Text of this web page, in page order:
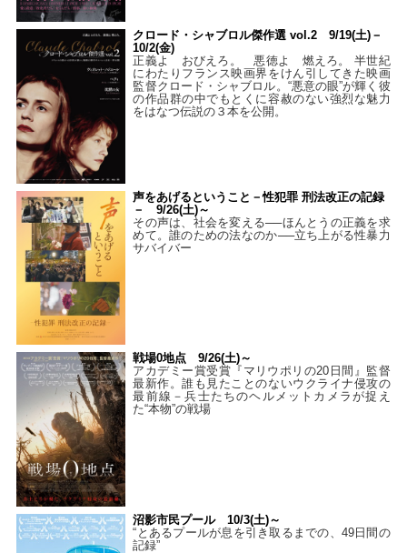
クロード・シャブロル傑作選 vol.2 9/19(土)－
10/2(金)
正義よ おびえろ。 悪徳よ 燃えろ。 半世紀
にわたりフランス映画界をけん引してきた映画
監督クロード・シャブロル。“悪意の眼”が輝く彼
の作品群の中でもとくに容赦のない強烈な魅力
をはなつ伝説の３本を公開。
声をあげるということ－性犯罪 刑法改正の記録
－ 9/26(土)～
その声は、社会を変える──ほんとうの正義を求
めて。誰のための法なのか──立ち上がる性暴力
サバイバー
戦場0地点 9/26(土)～
アカデミー賞受賞『マリウポリの20日間』監督
最新作。誰も見たことのないウクライナ侵攻の
最前線－兵士たちのヘルメットカメラが捉え
た“本物”の戦場
沼影市民プール 10/3(土)～
“とあるプールが息を引き取るまでの、49日間の
記録”